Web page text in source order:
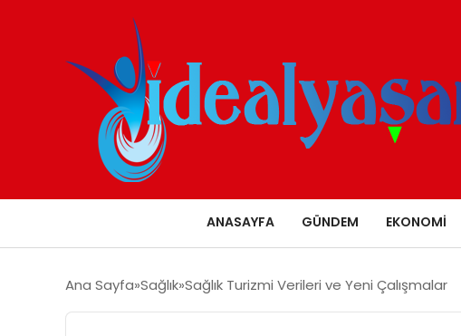
ANASAYFA GÜNDEM EKONOMI
Ana Sayfa Sağlık Sağlık Turizmi Verileri ve Yeni Çalışmalar